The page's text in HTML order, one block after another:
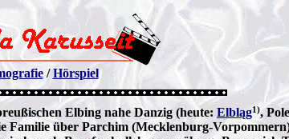
/Hörspiel
Elbing nahe Danzig (heute: Elbląg1),
Familie über Parchim (Mecklenburg-